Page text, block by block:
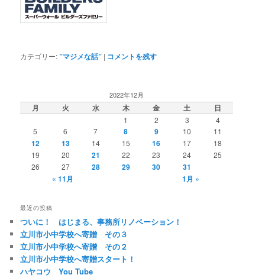
カテゴリー:”マジメな話” | コメントを残す
2022年12月
月 火 水 木 金 土 日
1 2 3
4
5
6 7 8 9 10 11
12 13 14 15 16 17
18
19
20 21 22 23 24
25
26
27 28 29 30
31
« 11月
1月 »
最近の投稿
ついに！ はじまる、事務所リノベーション！
立川市小中学校へ寄贈 その３
立川市小中学校へ寄贈 その２
立川市小中学校へ寄贈スタート！
ハヤコウ You Tube